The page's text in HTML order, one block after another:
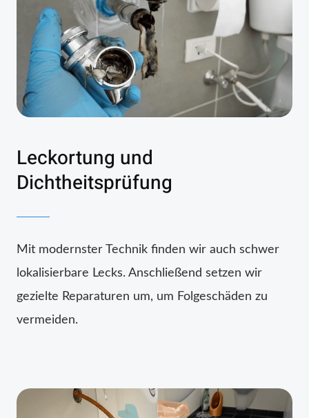
Leckortung und
Dichtheitsprüfung
Mit modernster Technik finden wir auch schwer
lokalisierbare Lecks. Anschließend setzen wir
gezielte Reparaturen um, um Folgeschäden zu
vermeiden.